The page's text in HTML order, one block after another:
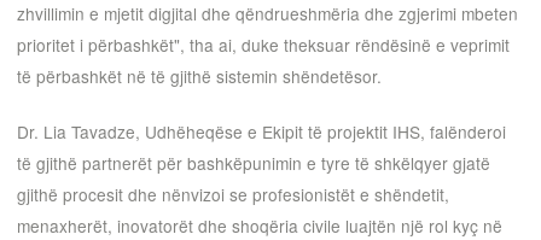
zhvillimin e mjetit digjital dhe qëndrueshmëria dhe zgjerimi mbeten
prioritet i përbashkët", tha ai, duke theksuar rëndësinë e veprimit
të përbashkët në të gjithë sistemin shëndetësor.
Dr. Lia Tavadze, Udhëheqëse e Ekipit të projektit IHS, falënderoi
të gjithë partnerët për bashkëpunimin e tyre të shkëlqyer gjatë
gjithë procesit dhe nënvizoi se profesionistët e shëndetit,
menaxherët, inovatorët dhe shoqëria civile luajtën një rol kyç në